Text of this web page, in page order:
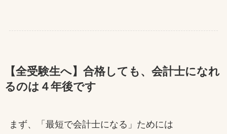
【全受験生へ】合格しても、会計士になれ
るのは４年後です
まず、「最短で会計士になる」ためには